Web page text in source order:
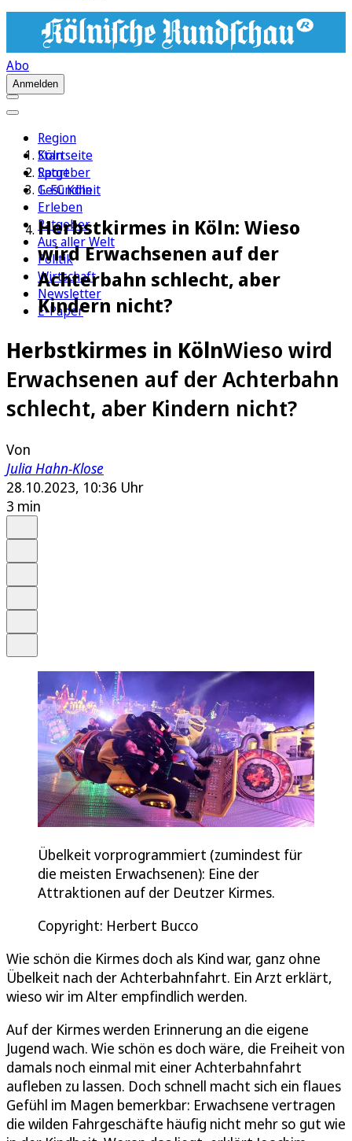
Abo
Anmelden
Region
Köln
Sport
1. FC Köln
Erleben
Ratgeber
Aus aller Welt
Politik
Wirtschaft
Newsletter
E-Paper
Startseite
Ratgeber
Gesundheit
Herbstkirmes in Köln: Wieso
wird Erwachsenen auf der
Achterbahn schlecht, aber
Kindern nicht?
Herbstkirmes in KölnWieso wird
Erwachsenen auf der Achterbahn
schlecht, aber Kindern nicht?
Von
Julia Hahn-Klose
28.10.2023, 10:36 Uhr
3 min
Übelkeit vorprogrammiert (zumindest für
die meisten Erwachsenen): Eine der
Attraktionen auf der Deutzer Kirmes.
Copyright: Herbert Bucco
Wie schön die Kirmes doch als Kind war, ganz ohne
Übelkeit nach der Achterbahnfahrt. Ein Arzt erklärt,
wieso wir im Alter empfindlich werden.
Auf der Kirmes werden Erinnerung an die eigene
Jugend wach. Wie schön es doch wäre, die Freiheit von
damals noch einmal mit einer Achterbahnfahrt
aufleben zu lassen. Doch schnell macht sich ein flaues
Gefühl im Magen bemerkbar: Erwachsene vertragen
die wilden Fahrgeschäfte häufig nicht mehr so gut wie